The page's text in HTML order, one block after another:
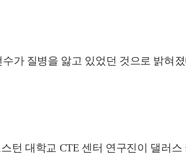
가 질병을 앓고 있었던 것으로 밝혀
턴 대학교 CTE 센터 연구진이 댈러